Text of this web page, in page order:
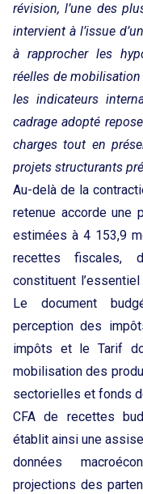
révision, l’une des
intervient à l’issue
à rapprocher les
réelles de
les indicateurs
cadrage adopté
charges tout en
projets structurants
Au-delà de la
retenue accorde une
estimées à 4 153,9
recettes fiscales,
constituent
Le document
perception des
impôts et le Tarif
mobilisation des
sectorielles et fonds
CFA de recettes
établit ainsi une
données
projections des